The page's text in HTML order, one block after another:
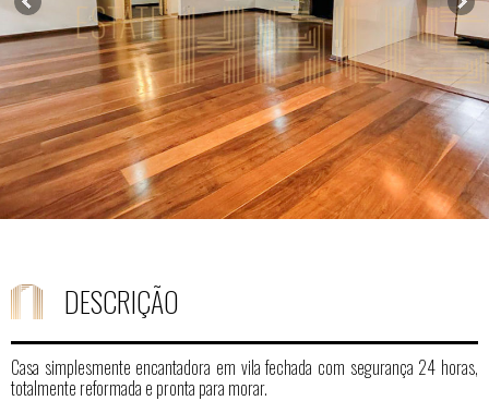
DESCRIÇÃO
Casa simplesmente encantadora em vila fechada com segurança 24 horas,
totalmente reformada e pronta para morar.